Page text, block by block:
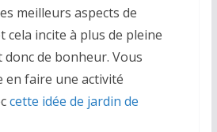
meilleurs aspects de
cela incite à plus de pleine
donc de bonheur. Vous
en faire une activité
cette idée de jardin de